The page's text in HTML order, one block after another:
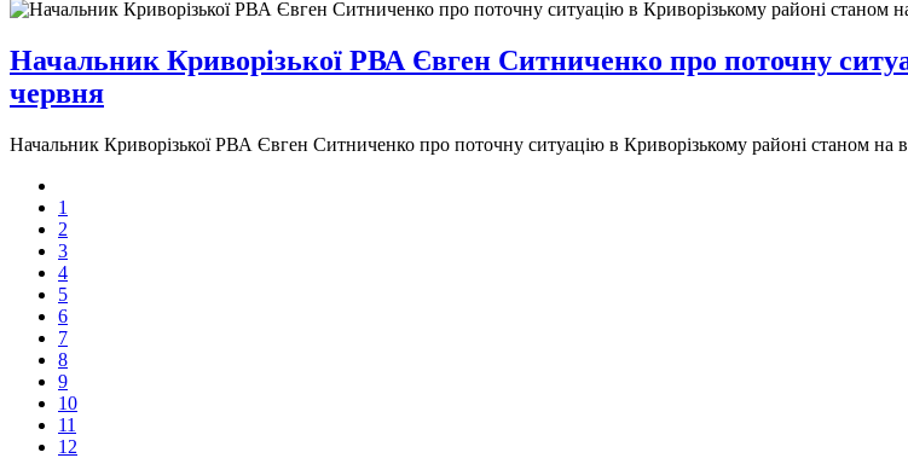
Начальник Криворізької РВА Євген Ситниченко про поточну
червня
Начальник Криворізької РВА Євген Ситниченко про поточну ситуацію в Криворізькому районі станом на
1
2
3
4
5
6
7
8
9
10
11
12